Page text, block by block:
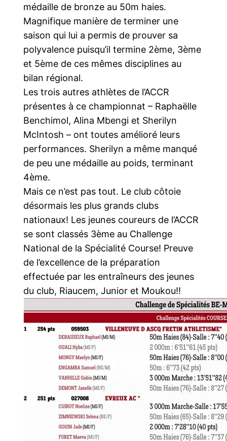
médaille de bronze au 50m haies.
Magnifique manière de terminer une
saison qui lui a permis de prouver sa
polyvalence puisqu’il termine 2ème, 3ème
et 5ème de ces mêmes disciplines au
bilan régional.
Les trois autres athlètes de l’ACCR
présentes à ce championnat – Raphaëlle
Benchimol, Alina Mbengi et Sherilyn
McIntosh – ont toutes amélioré leurs
performances. Sherilyn a même manqué
de peu une médaille au poids, terminant
4ème.
Mais ce n’est pas tout. Le club côtoie
désormais les plus grands clubs
nationaux! Les jeunes coureurs de l’ACCR
se sont classés 3ème au Challenge
National de la Spécialité Course! Preuve
de l’excellence de la préparation
effectuée par les entraîneurs des jeunes
du club, Riaucem, Junior et Moukou!!